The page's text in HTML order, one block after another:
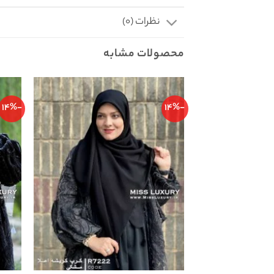
نظرات (0)
محصولات مشابه
-14%
-14%